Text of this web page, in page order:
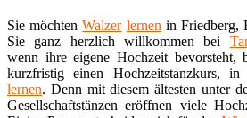
Sie möchtenWalzer lernen in Friedberg,
Sie ganz herzlich willkommen bei
wenn ihre eigene Hochzeit bevorsteht,
kurzfristig einen Hochzeitstanzkurs,
lernen. Denn mit diesem ältesten unter
Gesellschaftstänzen eröffnen viele